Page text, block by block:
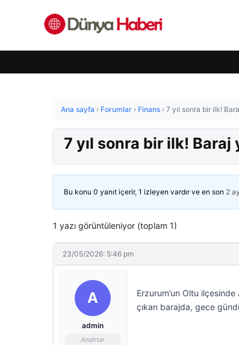
Ana sayfa › Forumlar › Finans › 7 yıl sonra bir ilk!
7 yıl sonra bir ilk!
Bu konu 0 yanıt içerir, 1 izleyen vardır ve en son 2
1 yazı görüntüleniyor (toplam 1)
23/05/2026: 5:46 pm
A
admin
Anahtar
Erzurum’un Oltu ilçesinde
çıkan barajda, gece